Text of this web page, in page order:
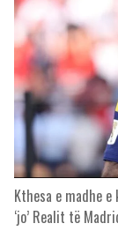
Kthesa e madhe
‘jo’ Realit të